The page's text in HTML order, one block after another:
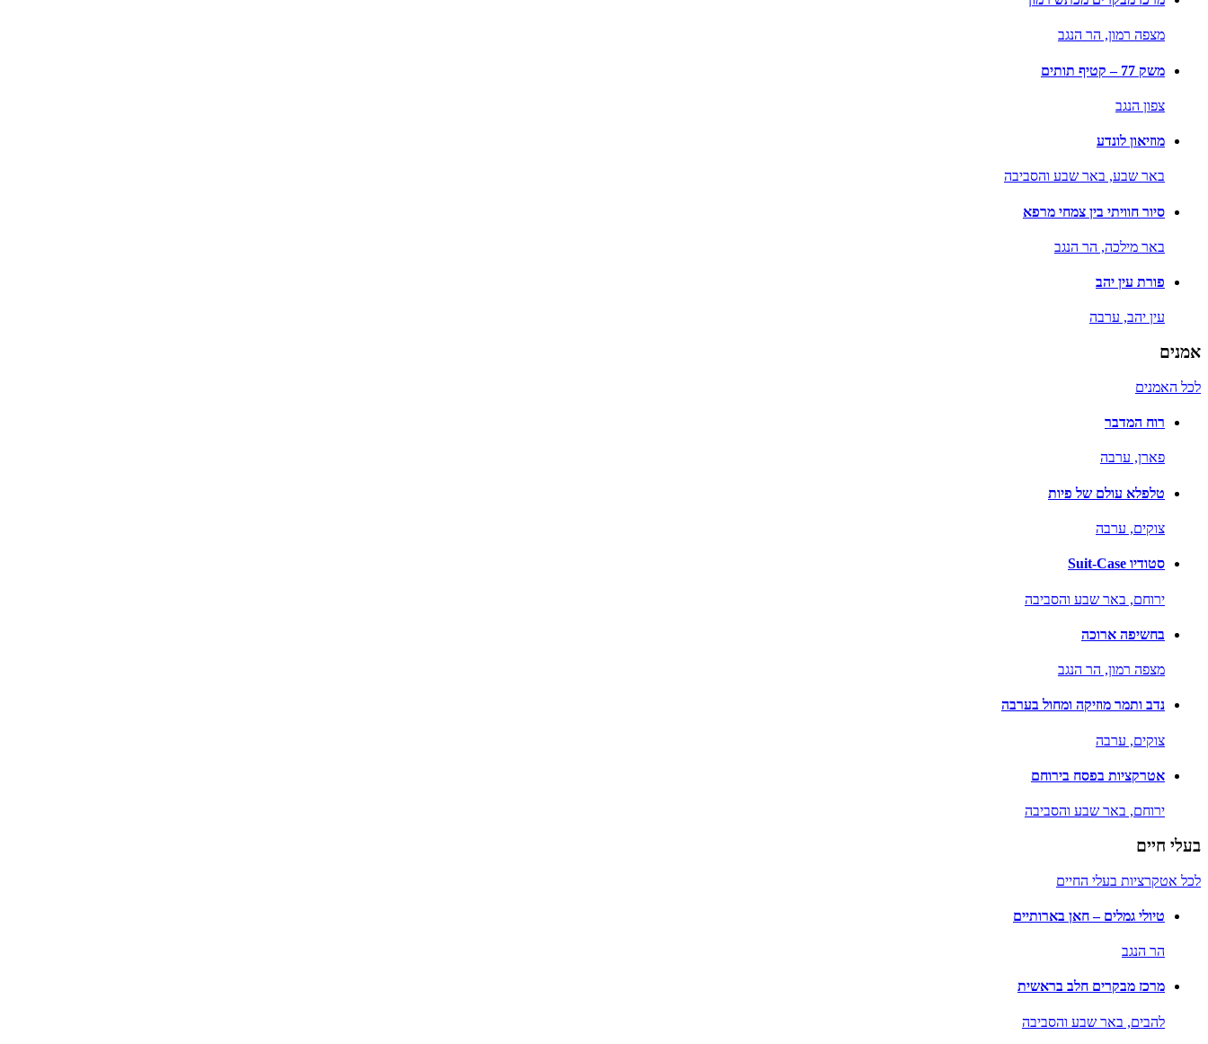
מצפה רמון, הר הנגב
משק 77 – קטיף תותים
צפון הנגב
מוזיאון לונדע
באר שבע, באר שבע והסביבה
סיור חוויתי בין צמחי מרפא
באר מילכה, הר הנגב
פורת עין יהב
עין יהב, ערבה
אמנים
לכל האמנים
רוח המדבר
פארן, ערבה
טלפלא עולם של פיות
צוקים, ערבה
סטודיו Suit-Case
ירוחם, באר שבע והסביבה
בחשיפה ארוכה
מצפה רמון, הר הנגב
נדב ותמר מוזיקה ומחול בערבה
צוקים, ערבה
אטרקציות בפסח בירוחם
ירוחם, באר שבע והסביבה
בעלי חיים
לכל אטקרציות בעלי החיים
טיולי גמלים – חאן בארותיים
הר הנגב
מרכז מבקרים חלב בראשית
להבים, באר שבע והסביבה